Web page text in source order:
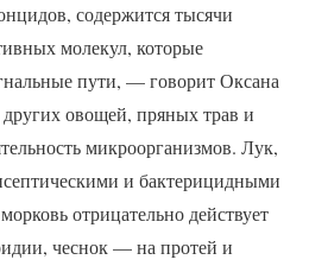
содержится тысячи
молекул, которые
пути, — говорит Оксана
овощей, пряных трав и
микроорганизмов. Лук,
и бактерицидными
отрицательно действует
чеснок — на протей и